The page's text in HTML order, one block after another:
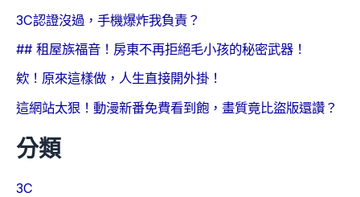
3C認證沒過，手機爆炸我負責？
## 租屋族福音！房東不再拒絕毛小孩的秘密武器！
欸！原來這樣做，人生直接開外掛！
這網站太狠！動漫新番免費看到飽，畫質竟比盜版還讚？
分類
3C